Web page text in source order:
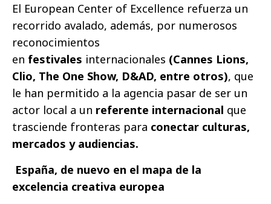
El European Center of Excellence refuerza un
recorrido avalado, además, por numerosos
reconocimientos
en festivales internacionales (Cannes Lions,
Clio, The One Show, D&AD, entre otros), que
le han permitido a la agencia pasar de ser un
actor local a un referente internacional que
trasciende fronteras para conectar culturas,
mercados y audiencias.
España, de nuevo en el mapa de la
excelencia creativa europea